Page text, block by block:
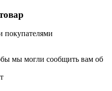
покупателями
мы могли сообщить вам об